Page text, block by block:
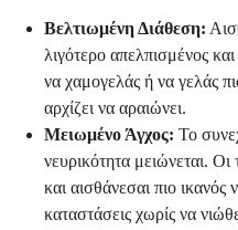
Βελτιωμένη Διάθεση:
λιγότερο απελπισμένος
να χαμογελάς ή να γελάς
αρχίζει να αραιώνει.
Μειωμένο Άγχος: Το
νευρικότητα μειώνεται. Οι
και αισθάνεσαι πιο ικανός
καταστάσεις χωρίς να